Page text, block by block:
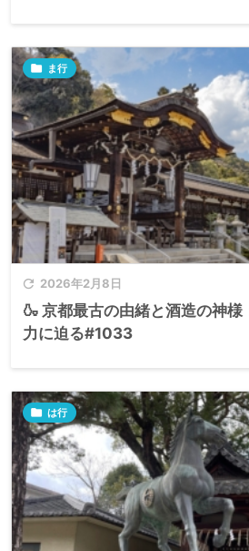
 2026年2月8日
 ま行
🍶 京都最古の由緒と酒造の神
力に迫る#1033
 は行